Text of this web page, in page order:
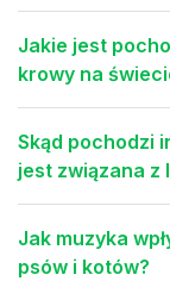
Jakie jest
krowy na
Skąd pochodzi
jest związana z
Jak muzyka
psów i kotów?